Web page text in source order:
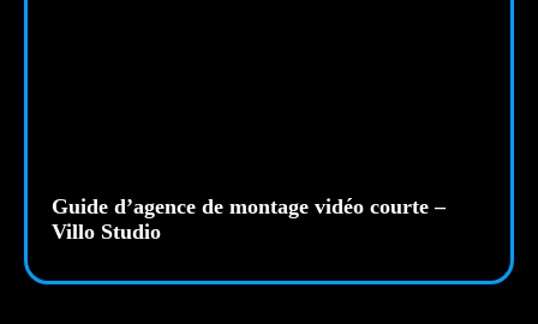
Guide d’agence de montage vidéo courte –
Villo Studio